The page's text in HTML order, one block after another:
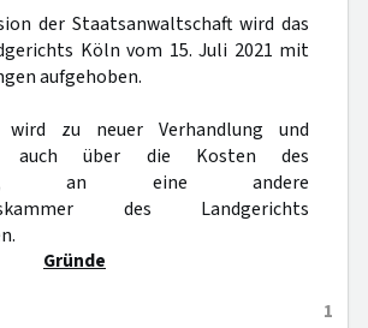
der Staatsanwaltschaft wird das
Köln vom 15. Juli 2021 mit
aufgehoben.
zu neuer Verhandlung und
auch über die Kosten des
an eine andere
des Landgerichts
Gründe
1